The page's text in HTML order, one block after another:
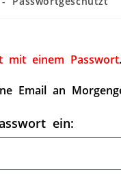
mit einem Passwort.
Email an
ein: